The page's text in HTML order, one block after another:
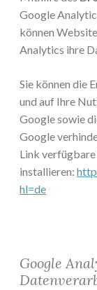
Google
können
Analytics ihre
Sie können die
und auf Ihre
Google sowie
Google
Link
installieren:
hl=de
Google